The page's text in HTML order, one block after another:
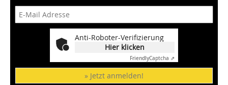
Anti-Roboter-Verifizierung
Hier klicken
FriendlyCaptcha ⇗
» Jetzt anmelden!